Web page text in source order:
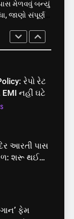
આરતી પાસ
શરૂ થઈ
સંપૂર્ણ
ફેમ
74
બ્લડ કેન્સર
NEWS
પાંચ
બચાવ, 2
માટે હવે
મેળવવું બન્યું
જાણો સંપૂર્ણ
EMI નહીં ઘટે
આરતી પાસ
શરૂ થઈ
ફેમ
74